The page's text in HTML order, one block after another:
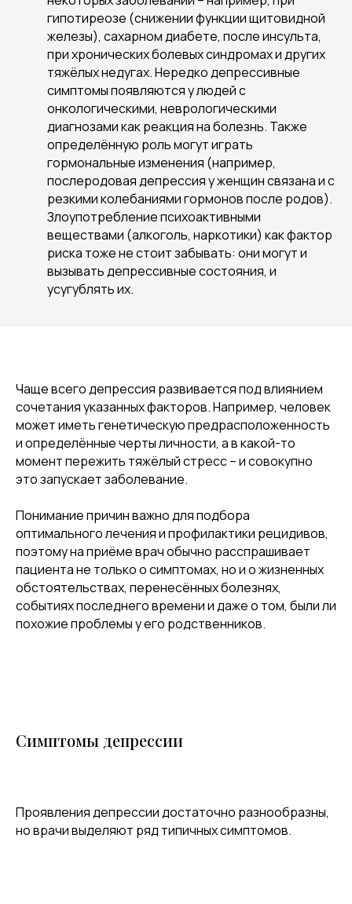
гипотиреозе (снижении функции щитовидной
железы), сахарном диабете, после инсульта,
при хронических болевых синдромах и других
тяжёлых недугах. Нередко депрессивные
симптомы появляются у людей с
онкологическими, неврологическими
диагнозами как реакция на болезнь. Также
определённую роль могут играть
гормональные изменения (например,
послеродовая депрессия у женщин связана и с
резкими колебаниями гормонов после родов).
Злоупотребление психоактивными
веществами (алкоголь, наркотики) как фактор
риска тоже не стоит забывать: они могут и
вызывать депрессивные состояния, и
усугублять их.
Чаще всего депрессия развивается под влиянием
сочетания указанных факторов. Например, человек
может иметь генетическую предрасположенность
и определённые черты личности, а в какой-то
момент пережить тяжёлый стресс – и совокупно
это запускает заболевание.
Понимание причин важно для подбора
оптимального лечения и профилактики рецидивов,
поэтому на приёме врач обычно расспрашивает
пациента не только о симптомах, но и о жизненных
обстоятельствах, перенесённых болезнях,
событиях последнего времени и даже о том, были ли
похожие проблемы у его родственников.
Симптомы депрессии
Проявления депрессии достаточно разнообразны,
но врачи выделяют ряд типичных симптомов.